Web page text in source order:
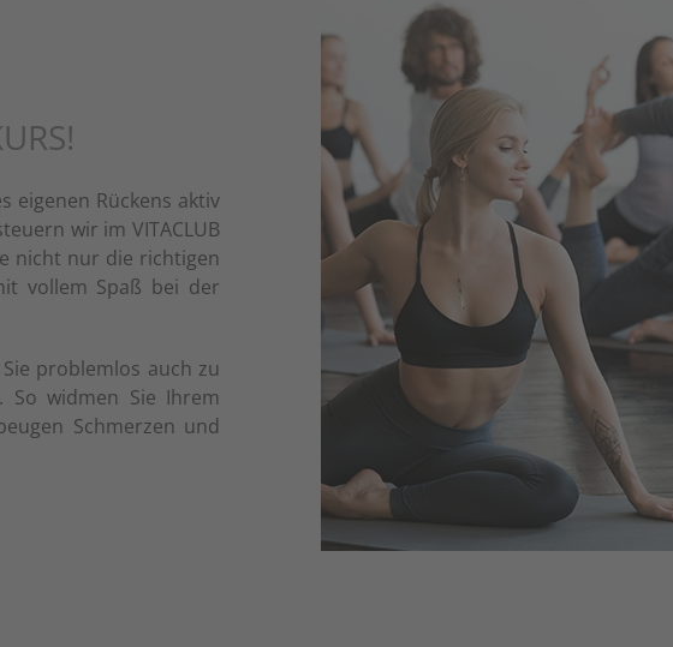
eigenen Rückens aktiv
wir im VITACLUB
nicht nur die richtigen
vollem Spaß bei der
problemlos auch zu
So widmen Sie Ihrem
Schmerzen und